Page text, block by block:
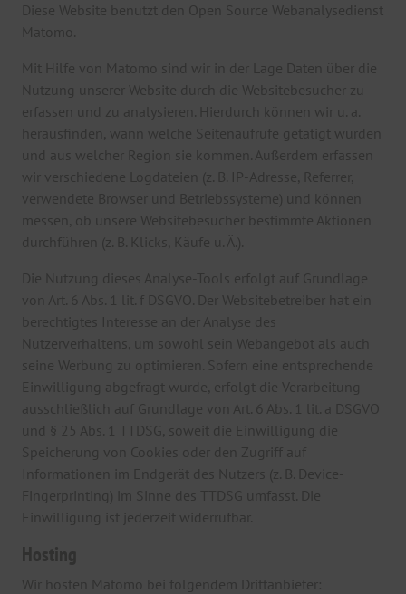
Diese Website benutzt den Open Source Webanalysedienst
Matomo.
Mit Hilfe von Matomo sind wir in der Lage Daten über die
Nutzung unserer Website durch die Websitebesucher zu
erfassen und zu analysieren. Hierdurch können wir u. a.
herausfinden, wann welche Seitenaufrufe getätigt wurden
und aus welcher Region sie kommen. Außerdem erfassen
wir verschiedene Logdateien (z. B. IP-Adresse, Referrer,
verwendete Browser und Betriebssysteme) und können
messen, ob unsere Websitebesucher bestimmte Aktionen
durchführen (z. B. Klicks, Käufe u. Ä.).
Die Nutzung dieses Analyse-Tools erfolgt auf Grundlage
von Art. 6 Abs. 1 lit. f DSGVO. Der Websitebetreiber hat ein
berechtigtes Interesse an der Analyse des
Nutzerverhaltens, um sowohl sein Webangebot als auch
seine Werbung zu optimieren. Sofern eine entsprechende
Einwilligung abgefragt wurde, erfolgt die Verarbeitung
ausschließlich auf Grundlage von Art. 6 Abs. 1 lit. a DSGVO
und § 25 Abs. 1 TTDSG, soweit die Einwilligung die
Speicherung von Cookies oder den Zugriff auf
Informationen im Endgerät des Nutzers (z. B. Device-
Fingerprinting) im Sinne des TTDSG umfasst. Die
Einwilligung ist jederzeit widerrufbar.
Hosting
Wir hosten Matomo bei folgendem Drittanbieter: